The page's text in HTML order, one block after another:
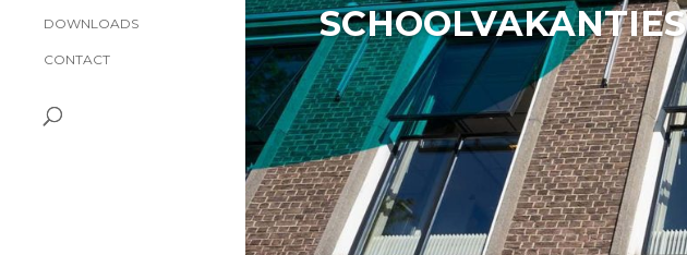
DOWNLOADS
CONTACT
SCHOOLVAKANTIES